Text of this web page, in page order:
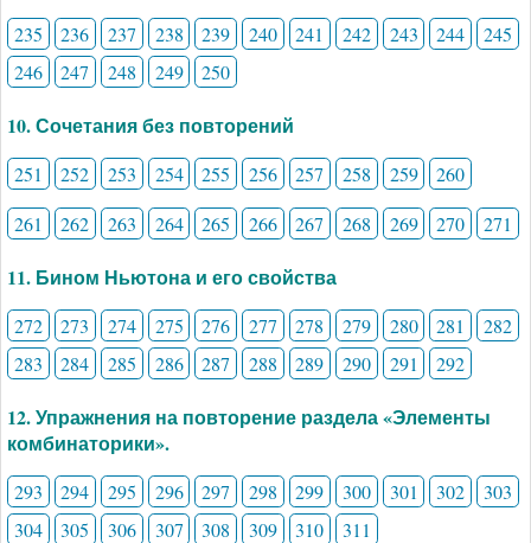
235 236 237 238 239 240 241 242 243 244
245
246
247 248 249 250
10. Сочетания без повторений
251 252 253 254 255 256 257 258 259
260
261
262 263 264 265 266 267 268 269 270 271
11. Бином Ньютона и его свойства
272 273 274 275 276 277 278 279 280 281
282
283
284 285 286 287 288 289 290 291 292
12. Упражнения на повторение раздела «Элементы
комбинаторики».
293 294 295 296 297 298 299 300 301 302
303
304
305 306 307 308 309 310 311